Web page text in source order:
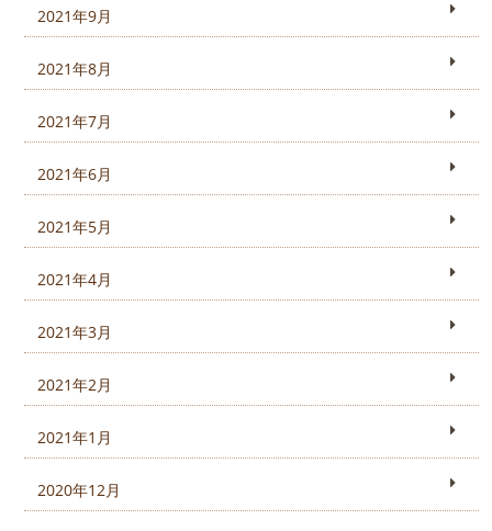
2021年9月
2021年8月
2021年7月
2021年6月
2021年5月
2021年4月
2021年3月
2021年2月
2021年1月
2020年12月